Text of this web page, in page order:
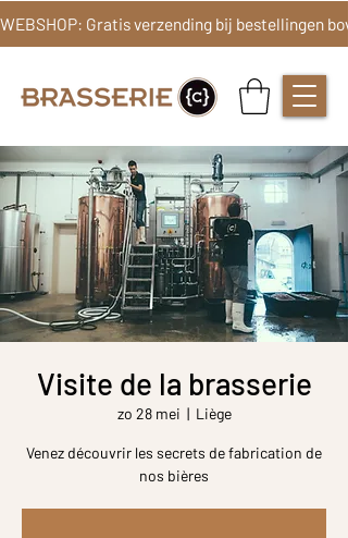
Visite de la brasserie
zo 28 mei
  |
Liège
Venez découvrir les secrets de fabrication de
nos bières